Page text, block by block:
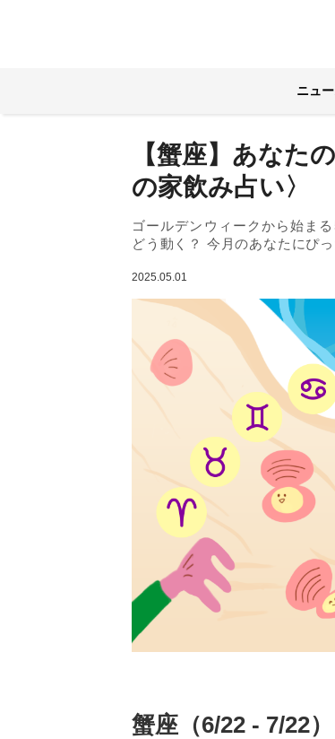
ニュ
【蟹座】あなた
の家飲み占い〉
ゴールデンウィークから始ま
どう動く？ 今月のあなたにぴ
2025.05.01
蟹座（6/22 - 7/22）